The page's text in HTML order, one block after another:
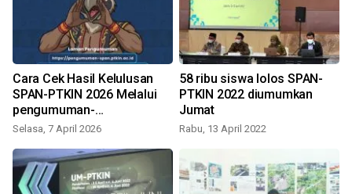
Cara Cek Hasil Kelulusan
SPAN-PTKIN 2026 Melalui
pengumuman-
span.ptkin.ac.id
Selasa, 7 April 2026
58 ribu siswa lolos SPAN-
PTKIN 2022 diumumkan
Jumat
Rabu, 13 April 2022